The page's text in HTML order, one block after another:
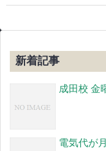
新着記事
成田校 金
電気代が